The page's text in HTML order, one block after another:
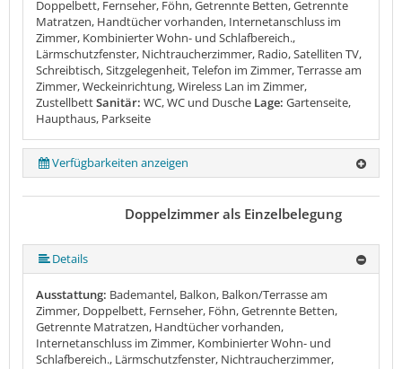
Doppelbett, Fernseher, Föhn, Getrennte Betten, Getrennte
Matratzen, Handtücher vorhanden, Internetanschluss im
Zimmer, Kombinierter Wohn- und Schlafbereich.,
Lärmschutzfenster, Nichtraucherzimmer, Radio, Satelliten TV,
Schreibtisch, Sitzgelegenheit, Telefon im Zimmer, Terrasse am
Zimmer, Weckeinrichtung, Wireless Lan im Zimmer,
ZustellbettSanitär: WC, WC und Dusche Lage: Gartenseite,
Haupthaus, Parkseite
Verfügbarkeiten anzeigen
Doppelzimmer als Einzelbelegung
Details
Ausstattung: Bademantel, Balkon, Balkon/Terrasse am
Zimmer, Doppelbett, Fernseher, Föhn, Getrennte Betten,
Getrennte Matratzen, Handtücher vorhanden,
Internetanschluss im Zimmer, Kombinierter Wohn- und
Schlafbereich., Lärmschutzfenster, Nichtraucherzimmer,